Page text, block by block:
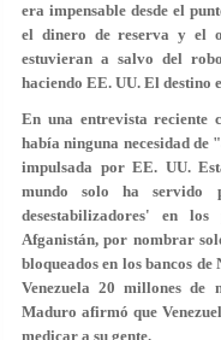
era impensable desde el
el dinero de reserva y el
estuvieran a salvo del
haciendo EE. UU. El destino
En una entrevista reciente
había ninguna necesidad
impulsada por EE. UU.
mundo solo ha servido
desestabilizadores' en
Afganistán, por nombrar
bloqueados en los bancos
Venezuela 20 millones de
Maduro afirmó que
medicar a su gente.